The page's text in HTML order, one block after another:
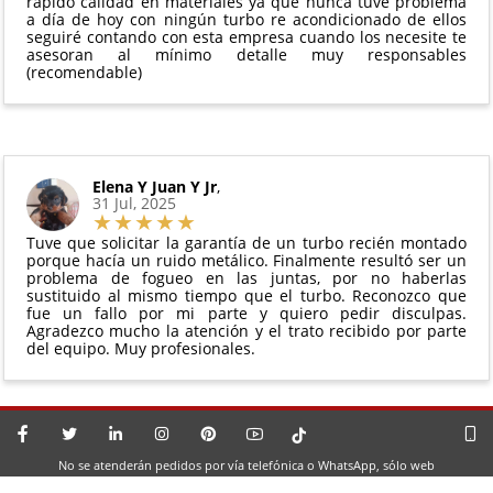
a día de hoy con ningún turbo re acondicionado de ellos
seguiré contando con esta empresa cuando los necesite te
asesoran al mínimo detalle muy responsables
(recomendable)
Elena Y Juan Y Jr,
31 Jul, 2025
Tuve que solicitar la garantía de un turbo recién montado
porque hacía un ruido metálico. Finalmente resultó ser un
problema de fogueo en las juntas, por no haberlas
sustituido al mismo tiempo que el turbo. Reconozco que
fue un fallo por mi parte y quiero pedir disculpas.
Agradezco mucho la atención y el trato recibido por parte
del equipo. Muy profesionales.
No se atenderán pedidos por vía telefónica o WhatsApp, sólo web